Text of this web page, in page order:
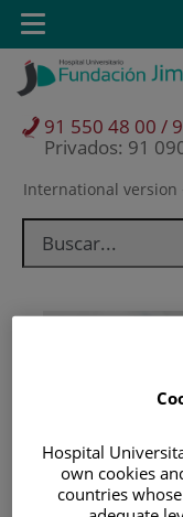
Saltar al contenido
Saltar
contenido
Selector
idioma
International version
91 550 48 00 /
Privados: 91
Toggle
navigation
Hospital
own cookies
countries